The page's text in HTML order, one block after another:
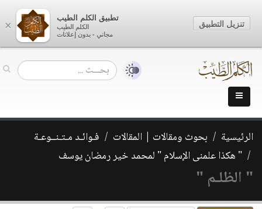
الرئيسية بحوث ومقالات | المقالات
فـوائـد مـتـنــوعـة
" هكذا علمنى الإسلام " لمحمد خير رمضان يوسف
" الظلـم "
×
تطبيق الكلم الطيب
الكلم الطيب
مجاني - بدون إعلانات
تنزيل التطبيق